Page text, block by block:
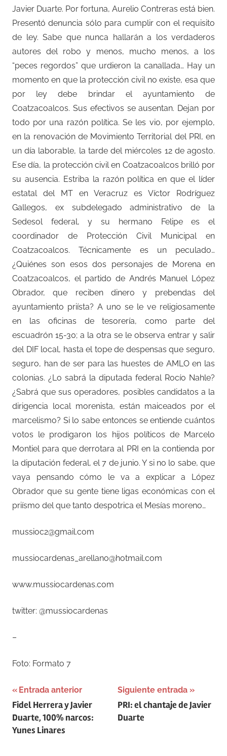
Javier Duarte. Por fortuna, Aurelio Contreras está bien.
Presentó denuncia sólo para cumplir con el requisito
de ley. Sabe que nunca hallarán a los verdaderos
autores del robo y menos, mucho menos, a los
“peces regordos” que urdieron la canallada… Hay un
momento en que la protección civil no existe, esa que
por ley debe brindar el ayuntamiento de
Coatzacoalcos. Sus efectivos se ausentan. Dejan por
todo por una razón política. Se les vio, por ejemplo,
en la renovación de Movimiento Territorial del PRI, en
un día laborable, la tarde del miércoles 12 de agosto.
Ese día, la protección civil en Coatzacoalcos brilló por
su ausencia. Estriba la razón política en que el líder
estatal del MT en Veracruz es Víctor Rodríguez
Gallegos, ex subdelegado administrativo de la
Sedesol federal, y su hermano Felipe es el
coordinador de Protección Civil Municipal en
Coatzacoalcos. Técnicamente es un peculado…
¿Quiénes son esos dos personajes de Morena en
Coatzacoalcos, el partido de Andrés Manuel López
Obrador, que reciben dinero y prebendas del
ayuntamiento priísta? A uno se le ve religiosamente
en las oficinas de tesorería, como parte del
escuadrón 15-30; a la otra se le observa entrar y salir
del DIF local, hasta el tope de despensas que seguro,
seguro, han de ser para las huestes de AMLO en las
colonias. ¿Lo sabrá la diputada federal Rocío Nahle?
¿Sabrá que sus operadores, posibles candidatos a la
dirigencia local morenista, están maiceados por el
marcelismo? Si lo sabe entonces se entiende cuántos
votos le prodigaron los hijos políticos de Marcelo
Montiel para que derrotara al PRI en la contienda por
la diputación federal, el 7 de junio. Y si no lo sabe, que
vaya pensando cómo le va a explicar a López
Obrador que su gente tiene ligas económicas con el
priísmo del que tanto despotrica el Mesías moreno…
mussioc2@gmail.com
mussiocardenas_arellano@hotmail.com
www.mussiocardenas.com
twitter: @mussiocardenas
–
Foto: Formato 7
Navegación
de
entradas
Entrada anterior
Fidel Herrera y Javier
Duarte, 100% narcos:
Yunes Linares
Siguiente entrada
PRI: el chantaje de Javier
Duarte